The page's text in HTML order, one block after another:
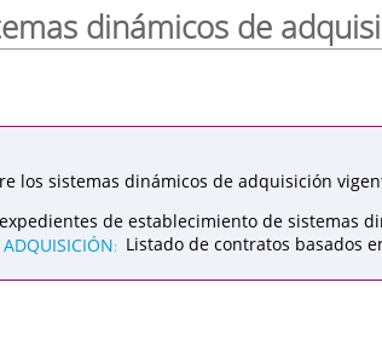
dinámicos de
los sistemas dinámicos de adquisición
de establecimiento de sistemas
: Listado de contratos basados